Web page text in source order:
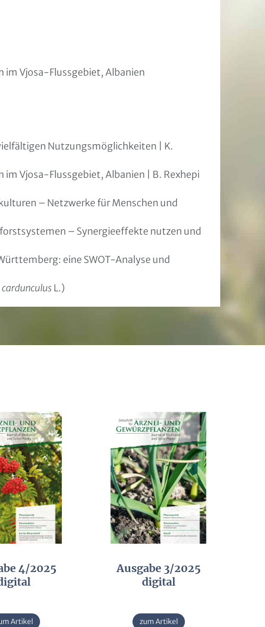
im Vjosa-Flussgebiet, Albanien
Nutzungsmöglichkeiten | K.
Vjosa-Flussgebiet, Albanien | B. Rexhepi
– Netzwerke für Menschen und
– Synergieeffekte nutzen und
eine SWOT-Analyse und
cardunculusL.)
4/2025
Artikel
Ausgabe 3/2025
digital
zum Artikel